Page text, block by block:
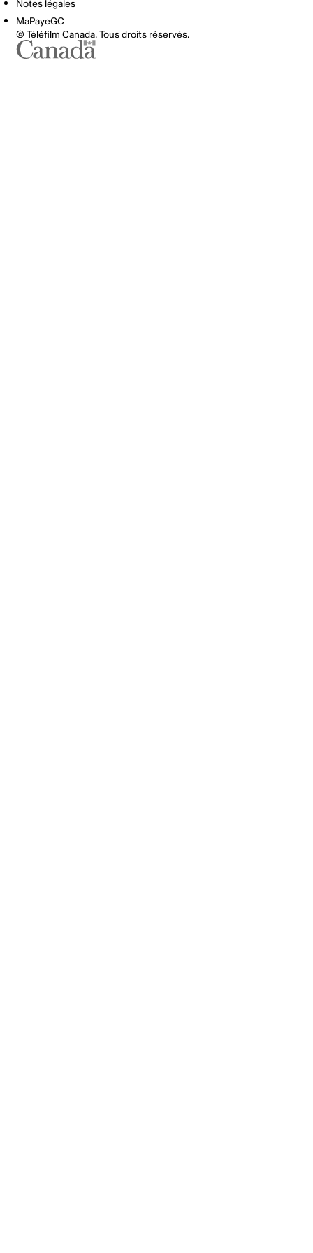
Notes légales
MaPayeGC
© Téléfilm Canada. Tous droits réservés.